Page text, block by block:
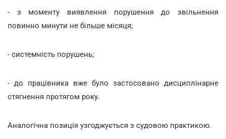
- з моменту виявлення порушення до звільнення
повинно минути не більше місяця;
- системність порушень;
- до працівника вже було застосовано дисциплінарне
стягнення протягом року.
Аналогічна позиція узгоджується з судовою практикою.